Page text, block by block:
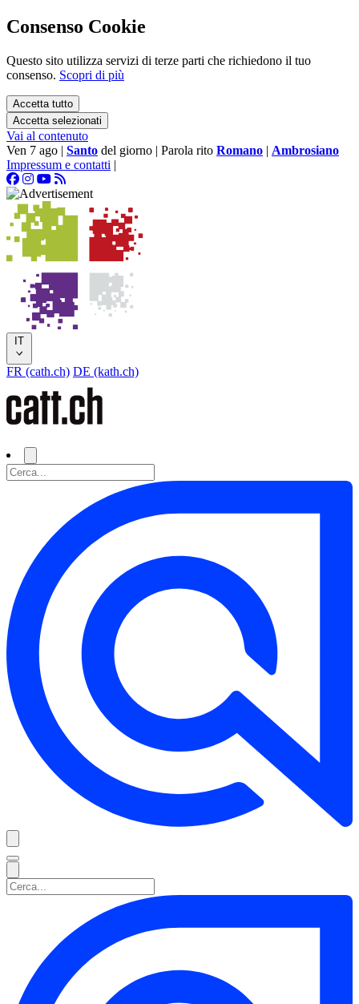
Consenso Cookie
Questo sito utilizza servizi di terze parti che richiedono il tuo
consenso. Scopri di più
Accetta tutto
Accetta selezionati
Vai al contenuto
Ven 7 ago | Santo del giorno | Parola rito Romano | Ambrosiano
Impressum e contatti |
IT
FR (cath.ch) DE (kath.ch)